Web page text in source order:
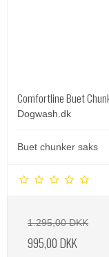
Comfortline Buet
Dogwash.dk
Buet chunker saks
1.295,00 DKK
995,00 DKK